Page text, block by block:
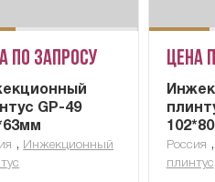
по запросу
GP-49
, Инжекционный
Цена
Россия ,
плинтус